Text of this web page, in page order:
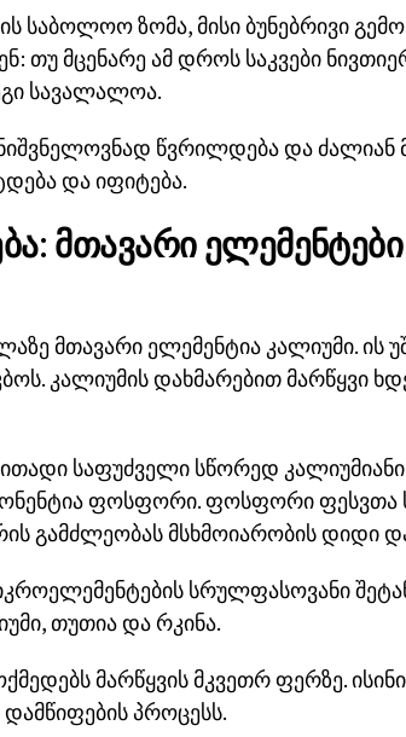
საბოლოო ზომა, მისი ბუნებრივი
თუ მცენარე ამ დროს საკვები
სავალალოა.
წვრილდება და ძალიან
და იფიტება.
მთავარი
მთავარი ელემენტია კალიუმი. ის
კალიუმის დახმარებით მარწყვი
საფუძველი სწორედ კალიუმიანი
ფოსფორი. ფოსფორი ფესვთა
გამძლეობას მსხმოიარობის დიდი
სრულფასოვანი
თუთია და რკინა.
მარწყვის მკვეთრ ფერზე. ისინი
პროცესს.